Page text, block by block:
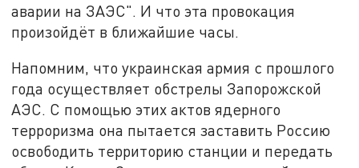
аварии на ЗАЭС". И что эта провокация
произойдёт в ближайшие часы.
Напомним, что украинская армия с прошлого
года осуществляет обстрелы Запорожской
АЭС. С помощью этих актов ядерного
терроризма она пытается заставить Россию
освободить территорию станции и передать